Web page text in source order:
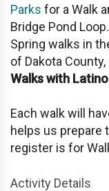
Parks for a Walk
Bridge Pond
Spring walks in
of Dakota
Walks with
Each walk will
helps us prepare
register is for
Activity Details